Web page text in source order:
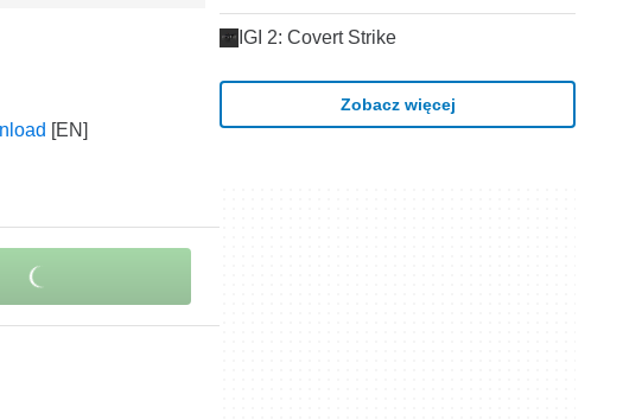
IGI 2: Covert Strike
Zobacz więcej